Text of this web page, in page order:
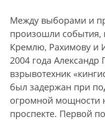
Между выборами и
произошли
Кремлю, Рахимову и
2004 года Александр
взрывотехник
был задержан при
огромной мощности
проспекте. Первой